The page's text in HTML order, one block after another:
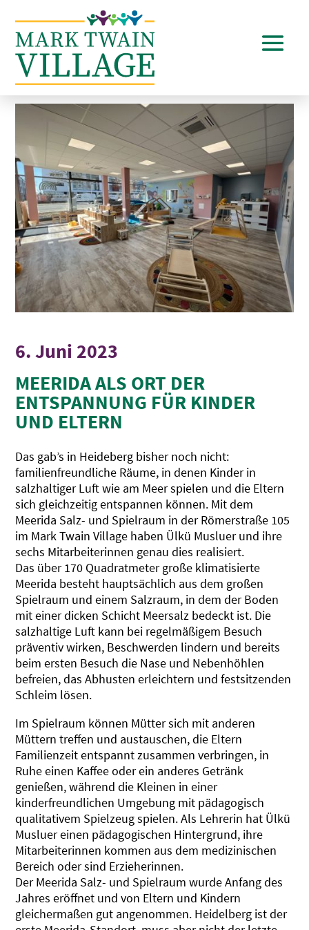
6. Juni 2023
MEERIDA ALS ORT DER
ENTSPANNUNG FÜR KINDER
UND ELTERN
Das gab’s in Heideberg bisher noch nicht:
familienfreundliche Räume, in denen Kinder in
salzhaltiger Luft wie am Meer spielen und die Eltern
sich gleichzeitig entspannen können. Mit dem
Meerida Salz- und Spielraum in der Römerstraße 105
im Mark Twain Village haben Ülkü Musluer und ihre
sechs Mitarbeiterinnen genau dies realisiert.
Das über 170 Quadratmeter große klimatisierte
Meerida besteht hauptsächlich aus dem großen
Spielraum und einem Salzraum, in dem der Boden
mit einer dicken Schicht Meersalz bedeckt ist. Die
salzhaltige Luft kann bei regelmäßigem Besuch
präventiv wirken, Beschwerden lindern und bereits
beim ersten Besuch die Nase und Nebenhöhlen
befreien, das Abhusten erleichtern und festsitzenden
Schleim lösen.
Im Spielraum können Mütter sich mit anderen
Müttern treffen und austauschen, die Eltern
Familienzeit entspannt zusammen verbringen, in
Ruhe einen Kaffee oder ein anderes Getränk
genießen, während die Kleinen in einer
kinderfreundlichen Umgebung mit pädagogisch
qualitativem Spielzeug spielen. Als Lehrerin hat Ülkü
Musluer einen pädagogischen Hintergrund, ihre
Mitarbeiterinnen kommen aus dem medizinischen
Bereich oder sind Erzieherinnen.
Der Meerida Salz- und Spielraum wurde Anfang des
Jahres eröffnet und von Eltern und Kindern
gleichermaßen gut angenommen. Heidelberg ist der